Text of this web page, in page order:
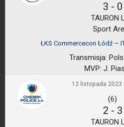
3 - 0
TAURON
Sport
ŁKS Commercecon Łódź —
Transmisja:
MVP: J.
12 listopada 2023
(6)
2 - 3
TAURON